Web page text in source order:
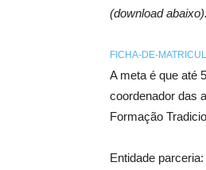
(download
FICHA-DE-
A meta é que até
coordenador das
Formação
Entidade